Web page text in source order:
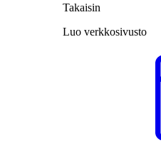
Takaisin
Luo verkkosivusto